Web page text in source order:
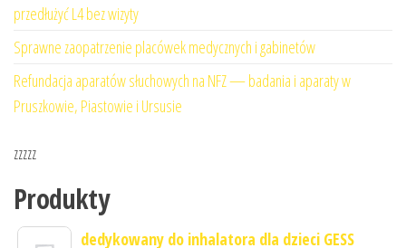
przedłużyć L4 bez wizyty
Sprawne zaopatrzenie placówek medycznych i gabinetów
Refundacja aparatów słuchowych na NFZ — badania i aparaty w
Pruszkowie, Piastowie i Ursusie
zzzzz
Produkty
dedykowany do inhalatora dla dzieci GESS